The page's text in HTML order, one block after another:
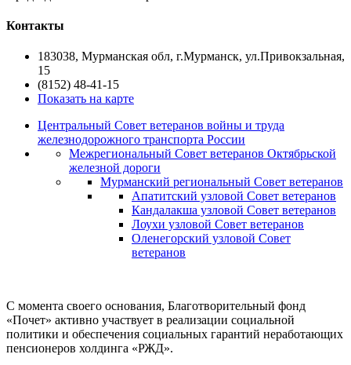
Контакты
183038, Мурманская обл, г.Мурманск, ул.Привокзальная,
15
(8152) 48-41-15
Показать на карте
Центральный Совет ветеранов войны и труда
железнодорожного транспорта России
Межрегиональный Совет ветеранов Октябрьской
железной дороги
Мурманский региональный Совет ветеранов
Апатитский узловой Совет ветеранов
Кандалакша узловой Совет ветеранов
Лоухи узловой Совет ветеранов
Оленегорский узловой Совет
ветеранов
С момента своего основания, Благотворительный фонд
«Почет» активно участвует в реализации социальной
политики и обеспечения социальных гарантий неработающих
пенсионеров холдинга «РЖД».